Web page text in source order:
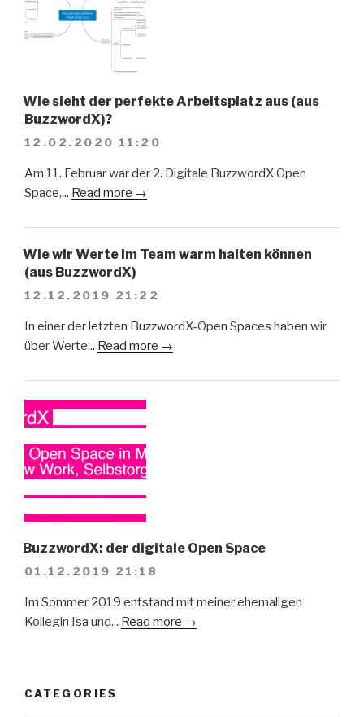
Wie sieht der perfekte Arbeitsplatz aus (aus
BuzzwordX)?
12.02.2020 11:20
Am 11. Februar war der 2. Digitale BuzzwordX Open
Space,... Read more →
Wie wir Werte im Team warm halten können
(aus BuzzwordX)
12.12.2019 21:22
In einer der letzten BuzzwordX-Open Spaces haben wir
über Werte... Read more →
BuzzwordX: der digitale Open Space
01.12.2019 21:18
Im Sommer 2019 entstand mit meiner ehemaligen
Kollegin Isa und... Read more →
CATEGORIES